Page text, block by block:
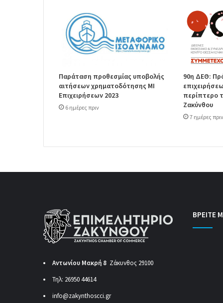
Παράταση προθεσμίας υποβολής
αιτήσεων χρηματοδότησης ΜΙ
Επιχειρήσεων 2023
6 ημέρες πριν
90η ΔΕΘ:
περίπτερο
Ζακύνθου
7 ημέρες πριν
Αντωνίου Μακρή 8 Ζάκυνθος 29100
Τηλ: 26950 44614
info@zakynthoscci.gr
ΒΡΕΙΤΕ